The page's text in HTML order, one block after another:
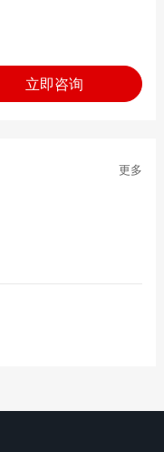
立即咨询
更多